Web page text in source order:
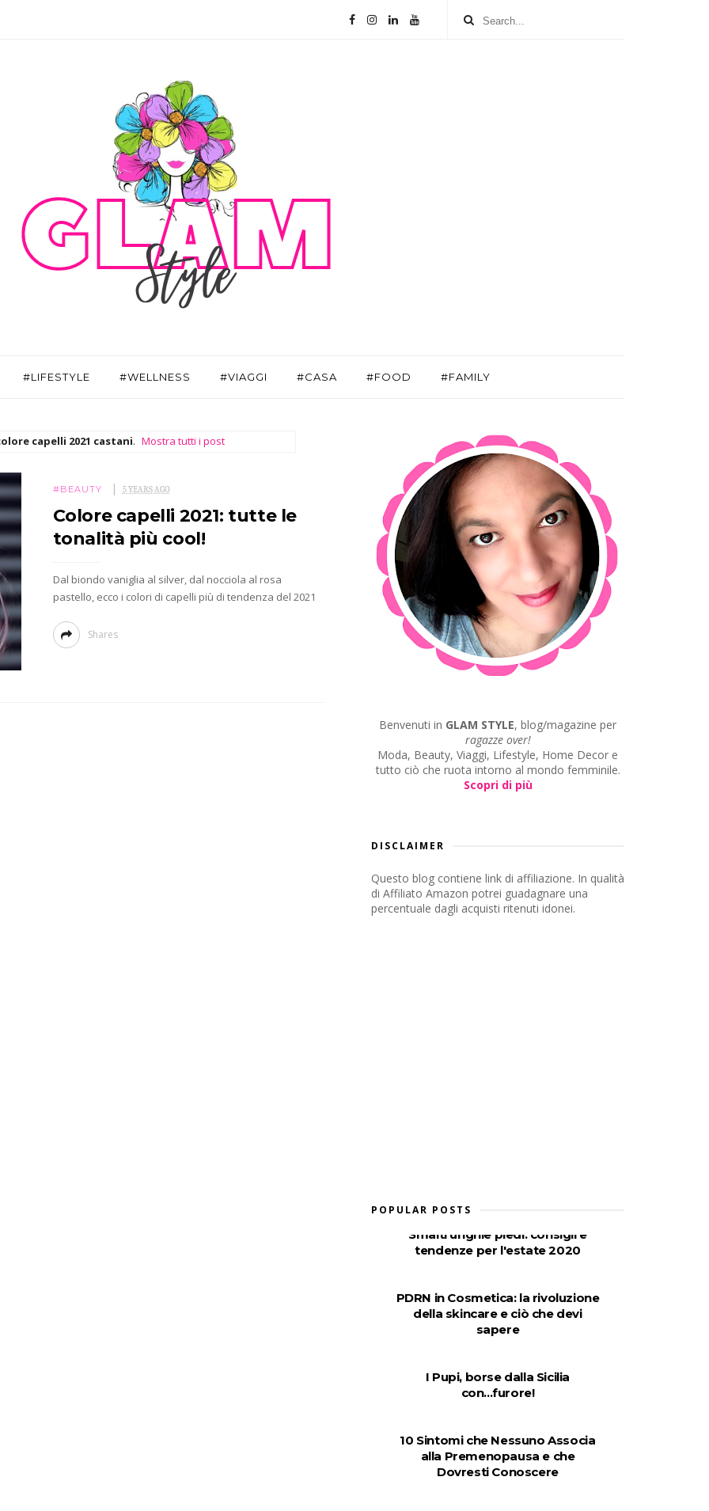
#LIFESTYLE #WELLNESS #VIAGGI #CASA #FOOD #FAMILY
capelli 2021 castani. Mostra tutti i post
#BEAUTY 5 YEARS AGO
Colore capelli 2021: tutte le
tonalità più cool!
Dal biondo vaniglia al silver, dal nocciola al rosa
pastello, ecco i colori di capelli più di tendenza del 2021
Shares
Benvenuti in GLAM STYLE, blog/magazine per
ragazze over!
Moda, Beauty, Viaggi, Lifestyle, Home Decor e
tutto ciò che ruota intorno al mondo femminile.
Scopri di più
DISCLAIMER
Questo blog contiene link di affiliazione. In qualità
di Affiliato Amazon potrei guadagnare una
percentuale dagli acquisti ritenuti idonei.
POPULAR POSTS
Smalti unghie piedi: consigli e
tendenze per l'estate 2020
PDRN in Cosmetica: la rivoluzione
della skincare e ciò che devi
sapere
I Pupi, borse dalla Sicilia
con...furore!
10 Sintomi che Nessuno Associa
alla Premenopausa e che
Dovresti Conoscere